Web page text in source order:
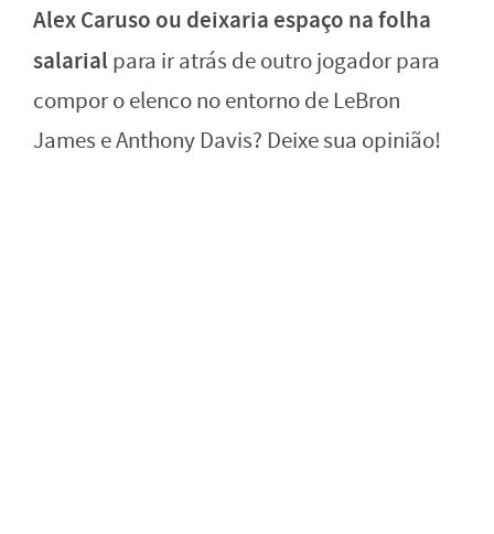
Alex Caruso ou deixaria espaço na folha
salarial para ir atrás de outro jogador para
compor o elenco no entorno de LeBron
James e Anthony Davis? Deixe sua opinião!